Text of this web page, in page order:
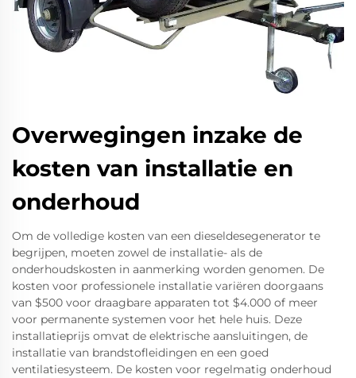
Overwegingen inzake de
kosten van installatie en
onderhoud
Om de volledige kosten van een dieseldesegenerator te
begrijpen, moeten zowel de installatie- als de
onderhoudskosten in aanmerking worden genomen. De
kosten voor professionele installatie variëren doorgaans
van $500 voor draagbare apparaten tot $4.000 of meer
voor permanente systemen voor het hele huis. Deze
installatieprijs omvat de elektrische aansluitingen, de
installatie van brandstofleidingen en een goed
ventilatiesysteem. De kosten voor regelmatig onderhoud